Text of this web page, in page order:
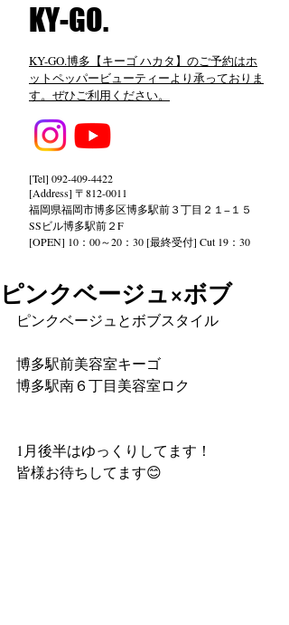
​KY-GO.
KY-GO.博多【キーゴ ハカタ】のご予約はホ
ットペッパービューティーより承っておりま
す。ぜひご利用ください。
[Tel] 092-409-4422
[Address] 〒812-0011
福岡県福岡市博多区博多駅前３丁目２１−１５
SSビル博多駅前２F
[OPEN] 10：00～20：30 [最終受付] Cut 19：30
ピンクベージュ×ボブ
ピンクベージュとボブスタイル
博多駅前美容室キーゴ
博多駅南６丁目美容室ロク
1月後半はゆっくりしてます！
皆様お待ちしてます😊